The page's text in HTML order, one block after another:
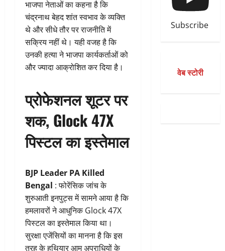
भाजपा नेताओं का कहना है कि
चंद्रनाथ बेहद शांत स्वभाव के व्यक्ति
थे और सीधे तौर पर राजनीति में
सक्रिय नहीं थे। यही वजह है कि
उनकी हत्या ने भाजपा कार्यकर्ताओं को
और ज्यादा आक्रोशित कर दिया है।
प्रोफेशनल शूटर पर
शक, Glock 47X
पिस्टल का इस्तेमाल
BJP Leader PA Killed
Bengal : फोरेंसिक जांच के
शुरुआती इनपुट्स में सामने आया है कि
हमलावरों ने आधुनिक Glock 47X
पिस्टल का इस्तेमाल किया था।
सुरक्षा एजेंसियों का मानना है कि इस
तरह के हथियार आम अपराधियों के
Subscribe
वेब स्टोरी